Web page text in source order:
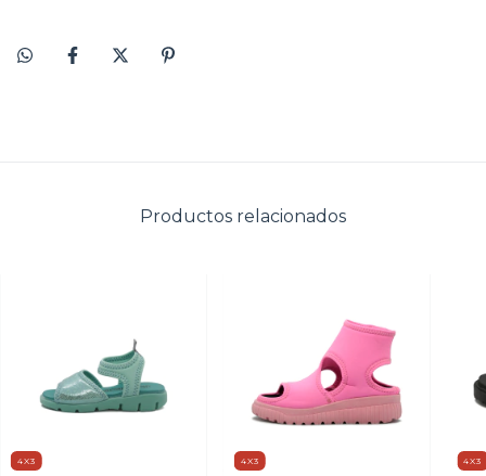
Productos relacionados
4X3 4X3 4X3